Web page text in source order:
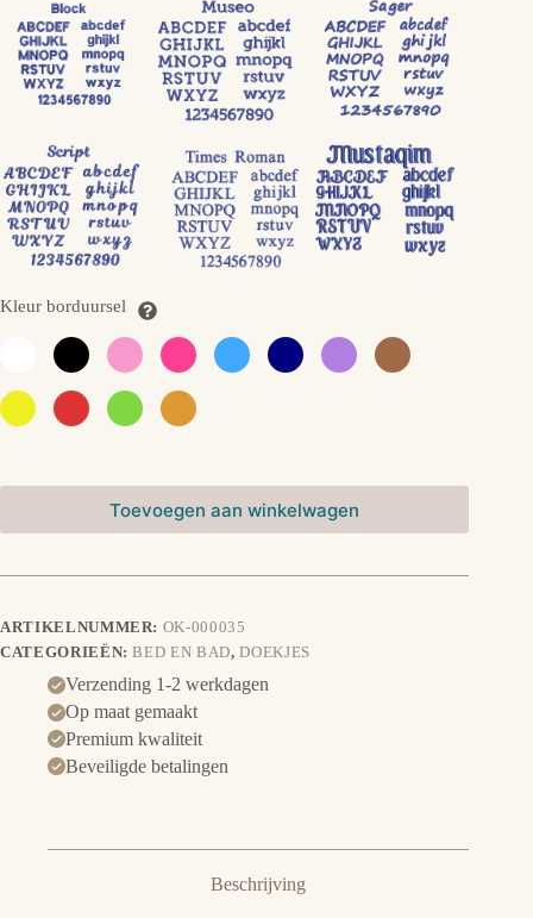
Kleur borduursel
Toevoegen aan winkelwagen
ARTIKELNUMMER: OK-000035
CATEGORIEËN:BED EN BAD,DOEKJES
Verzending 1-2 werkdagen
Op maat gemaakt
Premium kwaliteit
Beveiligde betalingen
Beschrijving